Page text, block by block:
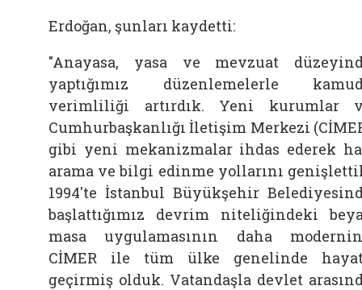
Erdoğan, şunları kaydetti:
"Anayasa, yasa ve mevzuat
yaptığımız düzenlemelerle
verimliliği artırdık. Yeni kurumlar
Cumhurbaşkanlığı İletişim Merkezi
gibi yeni mekanizmalar ihdas ederek
arama ve bilgi edinme yollarını
1994'te İstanbul Büyükşehir
başlattığımız devrim niteliğindeki
masa uygulamasının daha
CİMER ile tüm ülke genelinde
geçirmiş olduk. Vatandaşla devlet